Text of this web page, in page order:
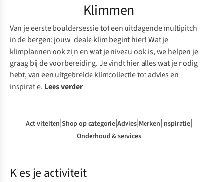
Klimmen
Van je eerste bouldersessie tot een uitdagende multipitch
in de bergen: jouw ideale klim begint hier! Wat je
klimplannen ook zijn en wat je niveau ook is, we helpen je
graag bij de voorbereiding. Je vindt hier alles wat je nodig
hebt, van een uitgebreide klimcollectie tot advies en
inspiratie. Lees verder
Activiteiten|Shop op categorie|Advies|Merken|Inspiratie|
Onderhoud & services
Kies je activiteit